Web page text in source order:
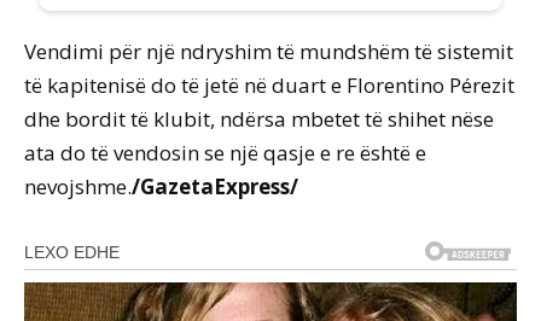
Vendimi për një ndryshim të mundshëm të sistemit
të kapitenisë do të jetë në duart e Florentino Pérezit
dhe bordit të klubit, ndërsa mbetet të shihet nëse
ata do të vendosin se një qasje e re është e
nevojshme./GazetaExpress/